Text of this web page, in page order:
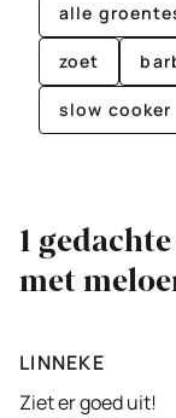
alle
zoet
slow cooker
1
met
LINNEKE
Ziet er goed uit!